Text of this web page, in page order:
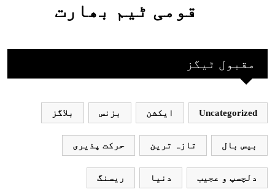
قومی ٹیم بھارت
بھارتی ٹیم پاکستانمقبول ٹیگز
Uncategorized ایکشن بزنس بلاگز
بیس بال تازہ ترین حرکت پذیری
دلچسپ و عجیب دنیا ریسنگ